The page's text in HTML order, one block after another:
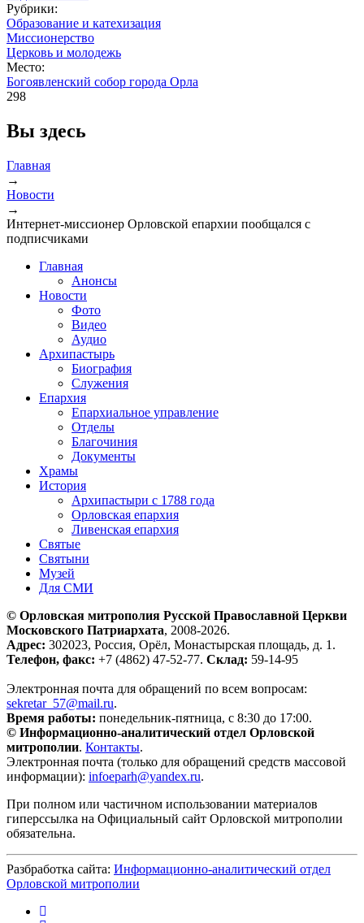
Рубрики:
Образование и катехизация
Миссионерство
Церковь и молодежь
Место:
Богоявленский собор города Орла
298
Вы здесь
Главная
→
Новости
→
Интернет-миссионер Орловской епархии пообщался с
подписчиками
Главная
Анонсы
Новости
Фото
Видео
Аудио
Архипастырь
Биография
Служения
Епархия
Епархиальное управление
Отделы
Благочиния
Документы
Храмы
История
Архипастыри с 1788 года
Орловская епархия
Ливенская епархия
Святые
Святыни
Музей
Для СМИ
© Орловская митрополия Русской Православной Церкви
Московского Патриархата, 2008-2026.
Адрес: 302023, Россия, Орёл, Монастырская площадь, д. 1.
Телефон, факс: +7 (4862) 47-52-77. Склад: 59-14-95
Электронная почта для обращений по всем вопросам:
sekretar_57@mail.ru.
Время работы: понедельник-пятница, с 8:30 до 17:00.
© Информационно-аналитический отдел Орловской
митрополии. Контакты.
Электронная почта (только для обращений средств массовой
информации): infoeparh@yandex.ru.
При полном или частичном использовании материалов
гиперссылка на Официальный сайт Орловской митрополии
обязательна.
Разбработка сайта: Информационно-аналитический отдел
Орловской митрополии